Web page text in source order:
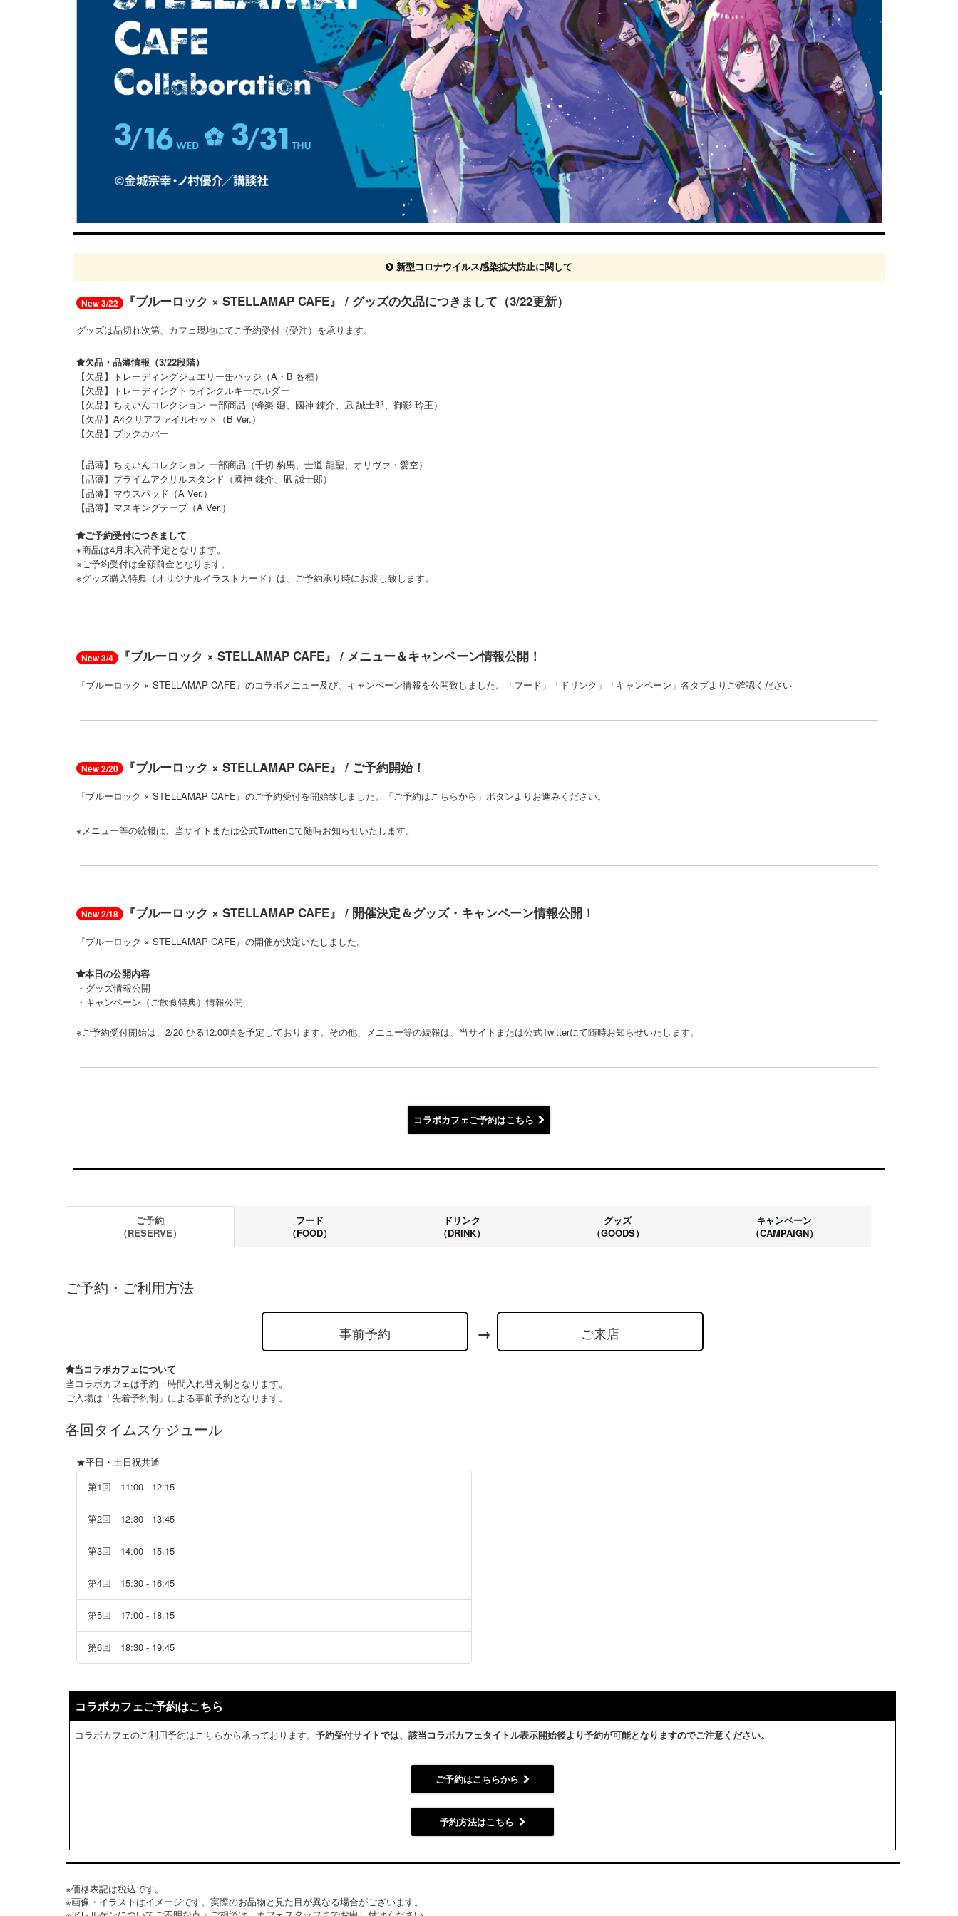
新型コロナウイルス感染拡大防止に関して
New 3/22 『ブルーロック × STELLAMAP CAFE』 / グッズの欠品につきまして（3/22更新）
グッズは品切れ次第、カフェ現地にてご予約受付（受注）を承ります。
欠品・品薄情報（3/22段階）
【欠品】トレーディングジュエリー缶バッジ（A・B 各種）
【欠品】トレーディングトゥインクルキーホルダー
【欠品】ちぇいんコレクション 一部商品（蜂楽 廻、國神 錬介、凪 誠士郎、御影 玲王）
【欠品】A4クリアファイルセット（B Ver.）
【欠品】ブックカバー
【品薄】ちぇいんコレクション 一部商品（千切 豹馬、士道 龍聖、オリヴァ・愛空）
【品薄】プライムアクリルスタンド（國神 錬介、凪 誠士郎）
【品薄】マウスパッド（A Ver.）
【品薄】マスキングテープ（A Ver.）
ご予約受付につきまして
※商品は4月末入荷予定となります。
※ご予約受付は全額前金となります。
※グッズ購入特典（オリジナルイラストカード）は、ご予約承り時にお渡し致します。
New 3/4 『ブルーロック × STELLAMAP CAFE』 / メニュー＆キャンペーン情報公開！
『ブルーロック × STELLAMAP CAFE』のコラボメニュー及び、キャンペーン情報を公開致しました。「フード」「ドリンク」「キャンペーン」各タブよりご確認ください
New 2/20 『ブルーロック × STELLAMAP CAFE』 / ご予約開始！
『ブルーロック × STELLAMAP CAFE』のご予約受付を開始致しました。「ご予約はこちらから」ボタンよりお進みください。
※メニュー等の続報は、当サイトまたは公式Twitterにて随時お知らせいたします。
New 2/18 『ブルーロック × STELLAMAP CAFE』 / 開催決定＆グッズ・キャンペーン情報公開！
『ブルーロック × STELLAMAP CAFE』の開催が決定いたしました。
本日の公開内容
・グッズ情報公開
・キャンペーン（ご飲食特典）情報公開
※ご予約受付開始は、2/20 ひる12:00頃を予定しております。その他、メニュー等の続報は、当サイトまたは公式Twitterにて随時お知らせいたします。
コラボカフェご予約はこちら
ご予約
（RESERVE）
フード
（FOOD）
ドリンク
（DRINK）
グッズ
（GOODS）
キャンペーン
（CAMPAIGN）
ご予約・ご利用方法
事前予約 ご来店
当コラボカフェについて
当コラボカフェは予約・時間入れ替え制となります。
ご入場は「先着予約制」による事前予約となります。
各回タイムスケジュール
★平日・土日祝共通
第1回 11:00 - 12:15
第2回 12:30 - 13:45
第3回 14:00 - 15:15
第4回 15:30 - 16:45
第5回 17:00 - 18:15
第6回 18:30 - 19:45
コラボカフェご予約はこちら
コラボカフェのご利用予約はこちらから承っております。 予約受付サイトでは、該当コラボカフェタイトル表示開始後より予約が可能となりますのでご注意ください。
ご予約はこちらから
予約方法はこちら
※価格表記は税込です。
※画像・イラストはイメージです。実際のお品物と見た目が異なる場合がございます。